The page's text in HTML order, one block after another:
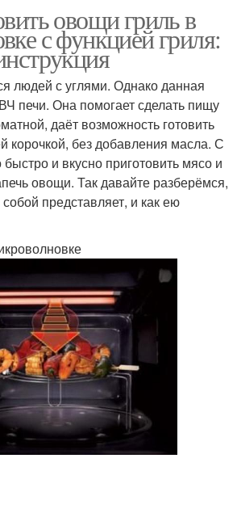
овощи гриль в
с функцией гриля:
людей с углями. Однако данная
печи. Она помогает сделать пищу
даёт возможность готовить
корочкой, без добавления масла. С
и вкусно приготовить мясо и
овощи. Так давайте разберёмся,
представляет, и как ею